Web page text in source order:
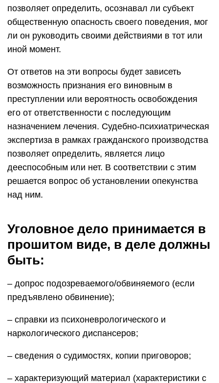
позволяет определить, осознавал ли субъект
общественную опасность своего поведения, мог
ли он руководить своими действиями в тот или
иной момент.
От ответов на эти вопросы будет зависеть
возможность признания его виновным в
преступлении или вероятность освобождения
его от ответственности с последующим
назначением лечения. Судебно-психиатрическая
экспертиза в рамках гражданского производства
позволяет определить, является лицо
дееспособным или нет. В соответствии с этим
решается вопрос об установлении опекунства
над ним.
Уголовное дело принимается в
прошитом виде, в деле должны
быть:
– допрос подозреваемого/обвиняемого (если
предъявлено обвинение);
– справки из психоневрологического и
наркологического диспансеров;
– сведения о судимостях, копии приговоров;
– характеризующий материал (характеристики с